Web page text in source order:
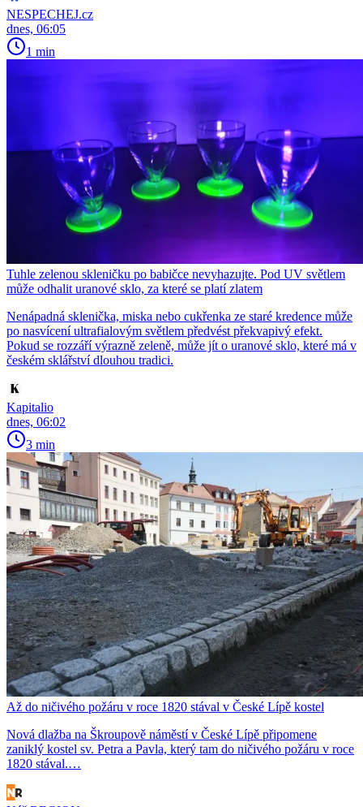
NESPECHEJ.cz
dnes, 06:05
1 min
Tuhle zelenou skleničku po babičce nevyhazujte. Pod UV světlem
může odhalit uranové sklo, za které se platí zlatem
Nenápadná sklenička, miska nebo cukřenka ze staré kredence může
po nasvícení ultrafialovým světlem předvést překvapivý efekt.
Pokud se rozzáří výrazně zeleně, může jít o uranové sklo, které má v
českém sklářství dlouhou tradici.
Kapitalio
dnes, 06:02
3 min
Až do ničivého požáru v roce 1820 stával v České Lípě kostel
Nová dlažba na Škroupově náměstí v České Lípě připomene
zaniklý kostel sv. Petra a Pavla, který tam do ničivého požáru v roce
1820 stával.…